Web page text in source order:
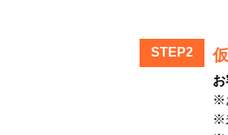
STEP2
※
※